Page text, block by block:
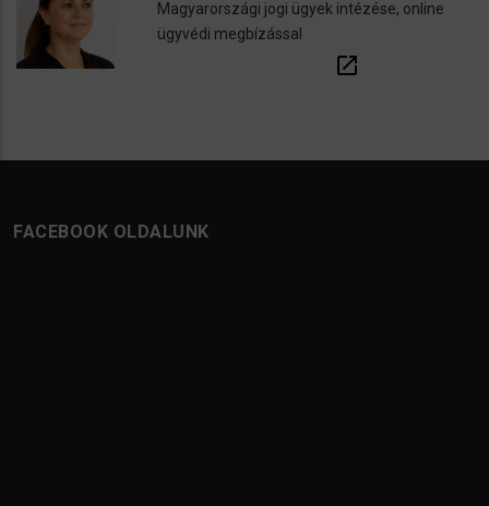
Magyarországi jogi ügyek intézése, online
ügyvédi megbízással
open_in_new
FACEBOOK OLDALUNK